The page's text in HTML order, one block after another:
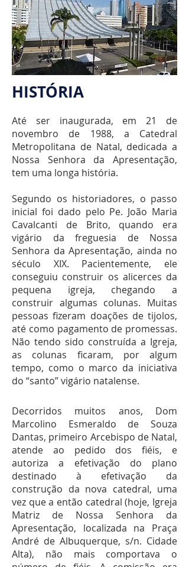
HISTÓRIA
Até ser inaugurada, em 21 de
novembro de 1988, a Catedral
Metropolitana de Natal, dedicada a
Nossa Senhora da Apresentação,
tem uma longa história.
Segundo os historiadores, o passo
inicial foi dado pelo Pe. João Maria
Cavalcanti de Brito, quando era
vigário da freguesia de Nossa
Senhora da Apresentação, ainda no
século XIX. Pacientemente, ele
conseguiu construir os alicerces da
pequena igreja, chegando a
construir algumas colunas. Muitas
pessoas fizeram doações de tijolos,
até como pagamento de promessas.
Não tendo sido construída a Igreja,
as colunas ficaram, por algum
tempo, como o marco da iniciativa
do “santo” vigário natalense.
Decorridos muitos anos, Dom
Marcolino Esmeraldo de Souza
Dantas, primeiro Arcebispo de Natal,
atende ao pedido dos fiéis, e
autoriza a efetivação do plano
destinado à efetivação da
construção da nova catedral, uma
vez que a então catedral (hoje, Igreja
Matriz de Nossa Senhora da
Apresentação, localizada na Praça
André de Albuquerque, s/n. Cidade
Alta), não mais comportava o